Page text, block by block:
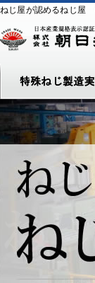
ねじ屋が認めるねじ屋